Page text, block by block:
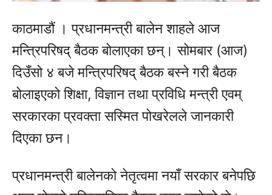
काठमाडौं । प्रधानमन्त्री बालेन शाहले आज
मन्त्रिपरिषद् बैठक बोलाएका छन्। सोमबार (आज)
दिउँसो ४ बजे मन्त्रिपरिषद् बैठक बस्ने गरी बैठक
बोलाइएको शिक्षा, विज्ञान तथा प्रविधि मन्त्री एवम्
सरकारका प्रवक्ता सस्मित पोखरेलले जानकारी
दिएका छन।
प्रधानमन्त्री बालेनको नेतृत्वमा नयाँ सरकार बनेपछि